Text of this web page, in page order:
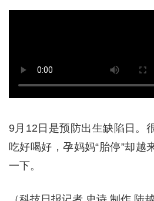
9月12日是预防出生缺陷日。
吃好喝好，孕妈妈“胎停”却越
一下。